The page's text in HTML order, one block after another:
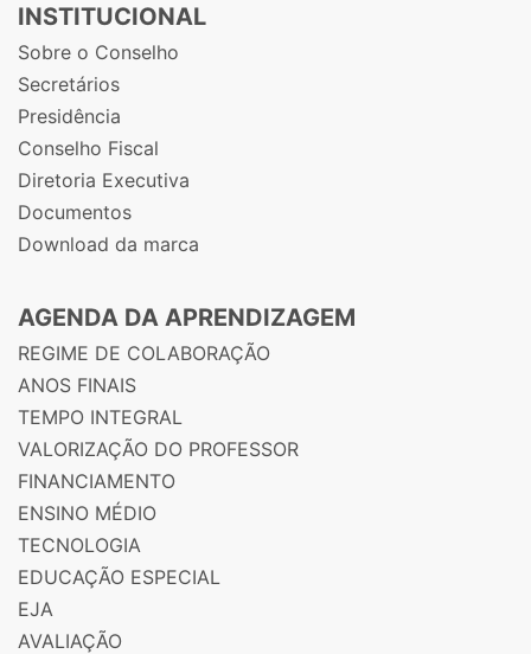
INSTITUCIONAL
Sobre o Conselho
Secretários
Presidência
Conselho Fiscal
Diretoria Executiva
Documentos
Download da marca
AGENDA DA APRENDIZAGEM
REGIME DE COLABORAÇÃO
ANOS FINAIS
TEMPO INTEGRAL
VALORIZAÇÃO DO PROFESSOR
FINANCIAMENTO
ENSINO MÉDIO
TECNOLOGIA
EDUCAÇÃO ESPECIAL
EJA
AVALIAÇÃO